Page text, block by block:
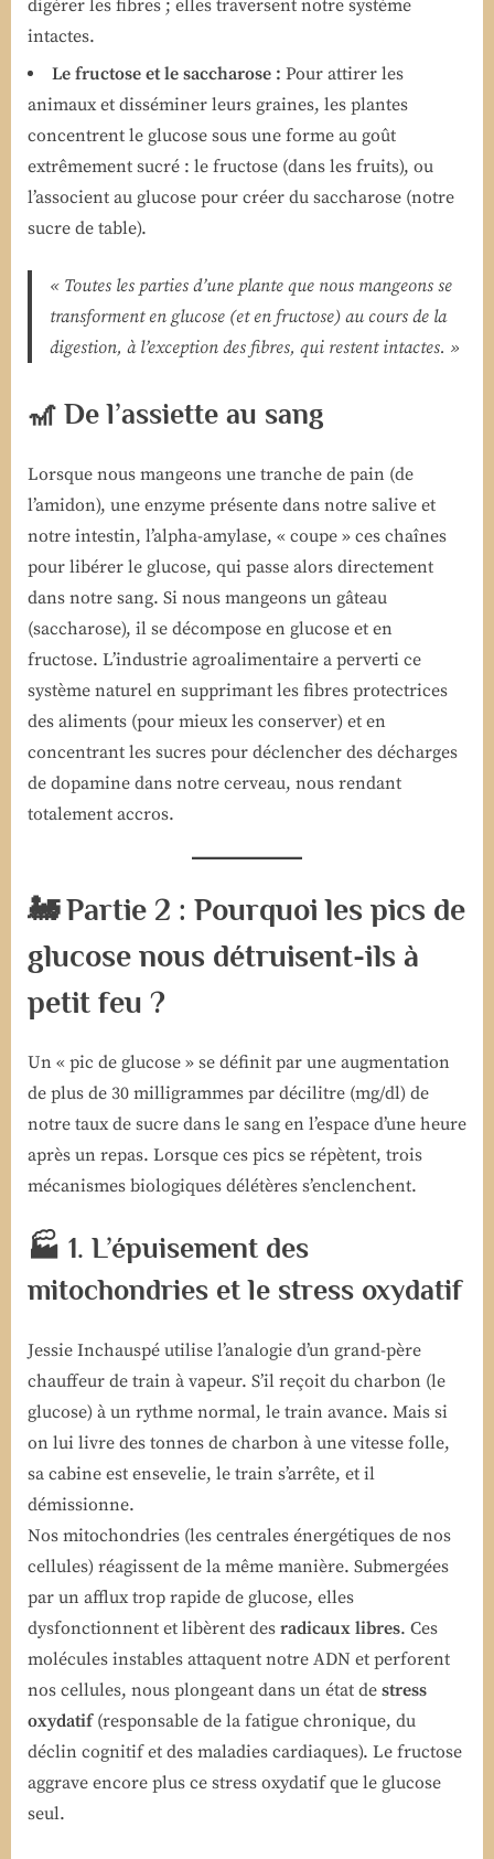
digérer les fibres ; elles traversent notre système
intactes.
Le fructose et le saccharose : Pour attirer les
animaux et disséminer leurs graines, les plantes
concentrent le glucose sous une forme au goût
extrêmement sucré : le fructose (dans les fruits), ou
l’associent au glucose pour créer du saccharose (notre
sucre de table).
« Toutes les parties d’une plante que nous mangeons se
transforment en glucose (et en fructose) au cours de la
digestion, à l’exception des fibres, qui restent intactes. »
🎢 De l’assiette au sang
Lorsque nous mangeons une tranche de pain (de
l’amidon), une enzyme présente dans notre salive et
notre intestin, l’alpha-amylase, « coupe » ces chaînes
pour libérer le glucose, qui passe alors directement
dans notre sang. Si nous mangeons un gâteau
(saccharose), il se décompose en glucose et en
fructose. L’industrie agroalimentaire a perverti ce
système naturel en supprimant les fibres protectrices
des aliments (pour mieux les conserver) et en
concentrant les sucres pour déclencher des décharges
de dopamine dans notre cerveau, nous rendant
totalement accros.
🚂 Partie 2 : Pourquoi les pics de
glucose nous détruisent-ils à
petit feu ?
Un « pic de glucose » se définit par une augmentation
de plus de 30 milligrammes par décilitre (mg/dl) de
notre taux de sucre dans le sang en l’espace d’une heure
après un repas. Lorsque ces pics se répètent, trois
mécanismes biologiques délétères s’enclenchent.
🏭 1. L’épuisement des
mitochondries et le stress oxydatif
Jessie Inchauspé utilise l’analogie d’un grand-père
chauffeur de train à vapeur. S’il reçoit du charbon (le
glucose) à un rythme normal, le train avance. Mais si
on lui livre des tonnes de charbon à une vitesse folle,
sa cabine est ensevelie, le train s’arrête, et il
démissionne.
Nos mitochondries (les centrales énergétiques de nos
cellules) réagissent de la même manière. Submergées
par un afflux trop rapide de glucose, elles
dysfonctionnent et libèrent des radicaux libres. Ces
molécules instables attaquent notre ADN et perforent
nos cellules, nous plongeant dans un état de stress
oxydatif(responsable de la fatigue chronique, du
déclin cognitif et des maladies cardiaques). Le fructose
aggrave encore plus ce stress oxydatif que le glucose
seul.